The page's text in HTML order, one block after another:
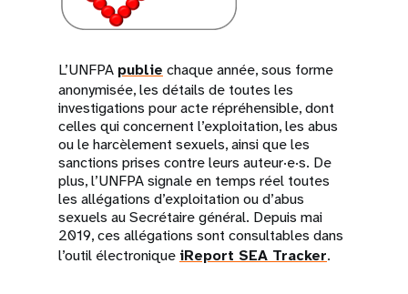
L’UNFPA publie chaque année, sous forme
anonymisée, les détails de toutes les
investigations pour acte répréhensible, dont
celles qui concernent l’exploitation, les abus
ou le harcèlement sexuels, ainsi que les
sanctions prises contre leurs auteur·e·s. De
plus, l’UNFPA signale en temps réel toutes
les allégations d’exploitation ou d’abus
sexuels au Secrétaire général. Depuis mai
2019, ces allégations sont consultables dans
l’outil électronique iReport SEA Tracker.